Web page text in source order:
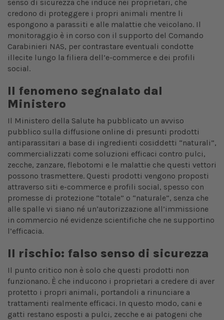
senso di sicurezza che induce nei proprietari, che
credono di proteggere i propri animali mentre li
espongono a parassiti e alle malattie che veicolano. Il
monitoraggio è in corso con il supporto del Comando
Carabinieri NAS, per contrastare eventuali condotte
illecite lungo la filiera dell’e-commerce e dei profili
social.
Il fenomeno segnalato dal
Ministero
Il Ministero della Salute ha pubblicato un avviso
pubblico sulla diffusione online di presunti prodotti
antiparassitari a base di ingredienti cosiddetti “naturali”,
commercializzati come soluzioni efficaci contro pulci,
zecche, zanzare, flebotomi e le malattie che questi vettori
possono trasmettere. Questi prodotti vengono proposti
attraverso siti e-commerce e profili social, spesso con
promesse di protezione “totale” o “naturale”, senza che
alle spalle vi siano né un’autorizzazione all’immissione
in commercio né evidenze scientifiche che ne supportino
l’efficacia.
Il rischio: falso senso di sicurezza
Il punto critico non è solo che questi prodotti non
funzionano. È che inducono i proprietari a credere di aver
protetto i propri animali, portandoli a rinunciare a
trattamenti realmente efficaci. In questo modo, cani e
gatti restano esposti a pulci, zecche e ai patogeni che